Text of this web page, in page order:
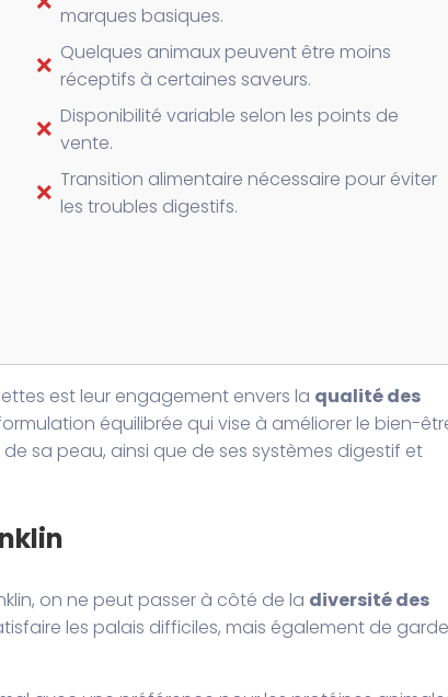
marques basiques.
❌ Quelques animaux peuvent être moins
réceptifs à certaines saveurs.
❌ Disponibilité variable selon les points de
vente.
❌ Transition alimentaire nécessaire pour éviter
les troubles digestifs.
est leur engagement envers la qualité des
équilibrée qui vise à améliorer le bien-
sa peau, ainsi que de ses systèmes digestif et
on ne peut passer à côté de la diversité des
les palais difficiles, mais également de